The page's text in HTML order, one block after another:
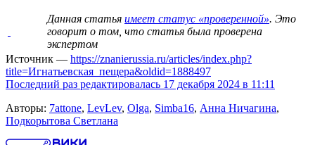
Данная статья имеет статус «проверенной». Это
говорит о том, что статья была проверена
экспертом
Источник — https://znanierussia.ru/articles/index.php?
title=Игнатьевская_пещера&oldid=1888497
Последний раз редактировалась 17 декабря 2024 в 11:11
Авторы: 7attone, LevLev, Olga, Simba16, Анна Ничагина,
Подкорытова Светлана